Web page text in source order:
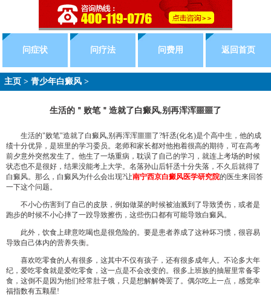
问症状 问疗法 问费用 返回首页
主页 > 青少年白癜风 >
生活的＂败笔＂造就了白癜风,别再浑浑噩噩了
生活的"败笔"造就了白癜风,别再浑浑噩噩了?轩丞(化名)是个高中生，他的成
绩十分优异，是班里的学习委员。老师和家长都对他抱着很高的期待，可在高考
前夕意外突然发生了。他生了一场重病，耽误了自己的学习，就连上考场的时候
状态也不是很好，结果没能考上大学。名落孙山后轩丞十分失落，不久后就得了
白癜风。那么，白癜风为什么会出现?让南宁西京白癜风医学研究院的医生来回答
一下这个问题。
不小心伤害到了自己的皮肤，例如做菜的时候被油溅到了导致烫伤，或者是
跑步的时候不小心摔了一跤导致擦伤，这些伤口都有可能导致白癜风。
此外，饮食上肆意吃喝也是很危险的。要是患者养成了这种坏习惯，很容易
导致自己体内的营养失衡。
喜欢吃零食的人有很多，这其中不仅有孩子，还有很多成年人。不论多大年
纪，爱吃零食就是爱吃零食，这一点是不会改变的。很多上班族的抽屉里常备零
食，这倒不是因为他们经常肚子饿，只是想解解馋罢了。偶尔吃上一点，感觉幸
福指数有五颗星!